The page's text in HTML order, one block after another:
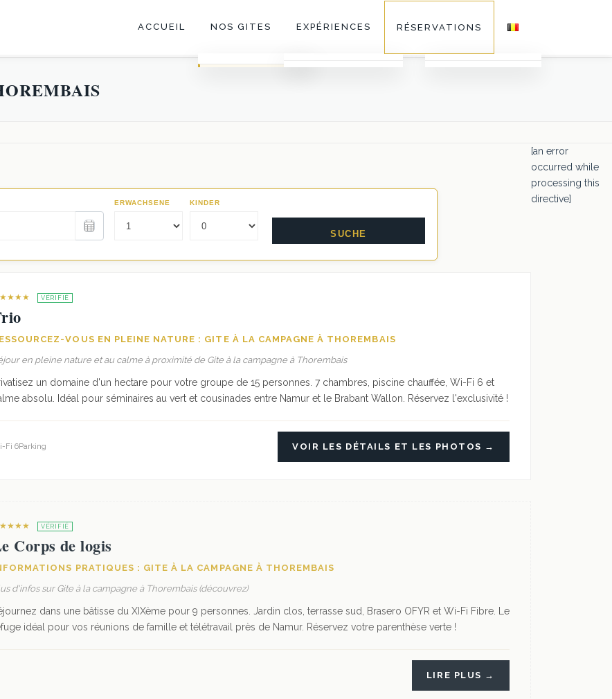
ACCUEIL NOS GITES
Les Écuries
EXPÉRIENCES
Restaurants
RÉSERVATIONS
VÉRIFIÉ
VOUS EN PLEINE NATURE : GITE À LA CAMPAGNE À THOREMBAIS
en pleine nature et au calme à proximité de Gite à la campagne à Thorembais
un domaine d'un hectare pour votre groupe de 15 personnes. 7 chambres, piscine chauffée, Wi-Fi 6 et
absolu. Idéal pour séminaires au vert et cousinades entre Namur et le Brabant Wallon. Réservez l'exclusivité !
Fi 6Parking VOIR LES DÉTAILS ET LES PHOTOS →
VÉRIFIÉ
Corps de logis
PRATIQUES : GITE À LA CAMPAGNE À THOREMBAIS
d'infos sur Gite à la campagne à Thorembais (découvrez)
dans une bâtisse du XIXème pour 9 personnes. Jardin clos, terrasse sud, Brasero OFYR et Wi-Fi Fibre. Le
idéal pour vos réunions de famille et télétravail près de Namur. Réservez votre parenthèse verte !
LIRE PLUS →
[an error
occurred while
processing this
directive]